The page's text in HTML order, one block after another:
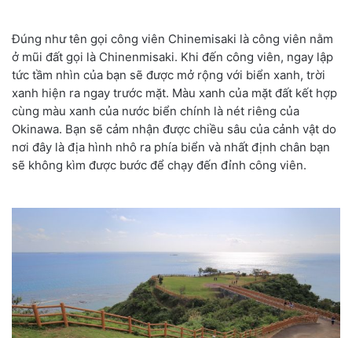
Đúng như tên gọi công viên Chinemisaki là công viên nằm
ở mũi đất gọi là Chinenmisaki. Khi đến công viên, ngay lập
tức tầm nhìn của bạn sẽ được mở rộng với biển xanh, trời
xanh hiện ra ngay trước mặt. Màu xanh của mặt đất kết hợp
cùng màu xanh của nước biển chính là nét riêng của
Okinawa. Bạn sẽ cảm nhận được chiều sâu của cảnh vật do
nơi đây là địa hình nhô ra phía biển và nhất định chân bạn
sẽ không kìm được bước để chạy đến đỉnh công viên.